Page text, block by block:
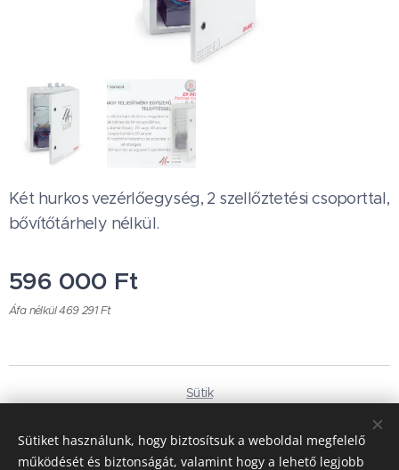
Két hurkos vezérlőegység, 2 szellőztetési csoporttal,
bővítőtárhely nélkül.
596 000 Ft
Áfa nélkül 469 291 Ft
Sütik
Magyar
Deutsch
Sütiket használunk, hogy biztosítsuk a weboldal megfelelő
működését és biztonságát, valamint hogy a lehető legjobb